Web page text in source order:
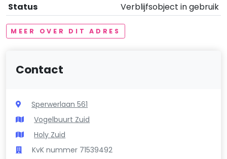
Status Verblijfsobject in gebruik
MEER OVER DIT ADRES
Contact
Sperwerlaan 561
Vogelbuurt Zuid
Holy Zuid
KvK nummer 71539492